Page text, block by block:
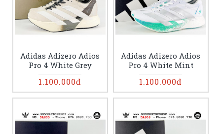
Adidas Adizero Adios
Pro 4 White Grey
1.100.000đ
Adidas Adizero Adios
Pro 4 White Mint
1.100.000đ